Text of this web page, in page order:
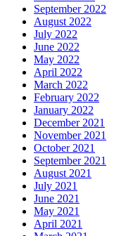
September 2022
August 2022
July 2022
June 2022
May 2022
April 2022
March 2022
February 2022
January 2022
December 2021
November 2021
October 2021
September 2021
August 2021
July 2021
June 2021
May 2021
April 2021